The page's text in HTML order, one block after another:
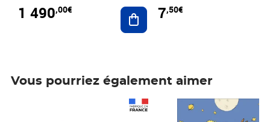
1 490,00€ Ajouter au panier
7,50€
Vous pourriez également aimer
Prix 7,50€